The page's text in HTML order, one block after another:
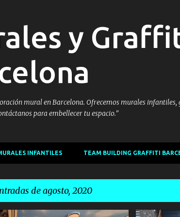
y
mural en Barcelona. Ofrecemos murales
para embellecer tu espacio."
INFANTILES TEAM BUILDING GRAFFITI
de agosto, 2020